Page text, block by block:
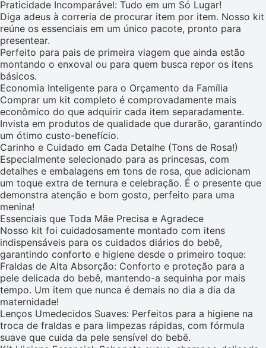
Praticidade Incomparável: Tudo em um Só Lugar!
Diga adeus à correria de procurar item por item. Nosso kit
reúne os essenciais em um único pacote, pronto para
presentear.
Perfeito para pais de primeira viagem que ainda estão
montando o enxoval ou para quem busca repor os itens
básicos.
Economia Inteligente para o Orçamento da Família
Comprar um kit completo é comprovadamente mais
econômico do que adquirir cada item separadamente.
Invista em produtos de qualidade que durarão, garantindo
um ótimo custo-benefício.
Carinho e Cuidado em Cada Detalhe (Tons de Rosa!)
Especialmente selecionado para as princesas, com
detalhes e embalagens em tons de rosa, que adicionam
um toque extra de ternura e celebração. É o presente que
demonstra atenção e bom gosto, perfeito para uma
menina!
Essenciais que Toda Mãe Precisa e Agradece
Nosso kit foi cuidadosamente montado com itens
indispensáveis para os cuidados diários do bebê,
garantindo conforto e higiene desde o primeiro toque:
Fraldas de Alta Absorção: Conforto e proteção para a
pele delicada do bebê, mantendo-a sequinha por mais
tempo. Um item que nunca é demais no dia a dia da
maternidade!
Lenços Umedecidos Suaves: Perfeitos para a higiene na
troca de fraldas e para limpezas rápidas, com fórmula
suave que cuida da pele sensível do bebê.